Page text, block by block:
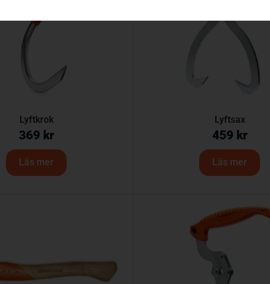
Lyftkrok
369 kr
Läs mer
Lyftsax
459 kr
Läs mer